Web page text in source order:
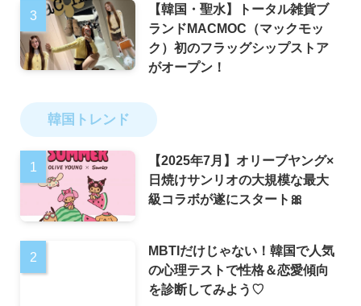
【韓国・聖水】トータル雑貨ブ
ランドMACMOC（マックモッ
ク）初のフラッグシップストア
がオープン！
韓国トレンド
【2025年7月】オリーブヤング×
日焼けサンリオの大規模な最大
級コラボが遂にスタート🎀
MBTIだけじゃない！韓国で人気
の心理テストで性格＆恋愛傾向
を診断してみよう♡